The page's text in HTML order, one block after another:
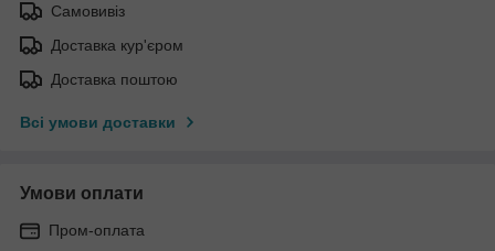
Самовивіз
Доставка кур'єром
Доставка поштою
Всі умови доставки
Умови оплати
Пром-оплата